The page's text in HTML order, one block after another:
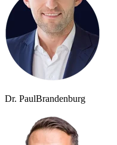
Dr. PaulBrandenburg